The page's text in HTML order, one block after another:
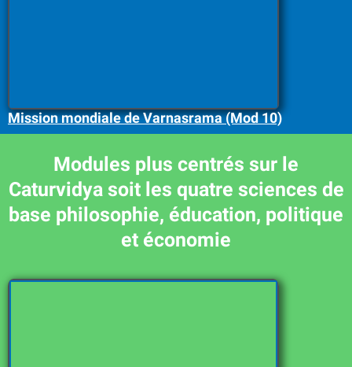
Mission mondiale de Varnasrama (Mod 10)
Modules plus centrés sur le
Caturvidya soit les quatre sciences de
base philosophie, éducation, politique
et économie